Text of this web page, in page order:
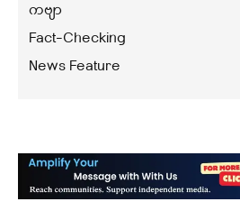
ကဗျာ
Fact-Checking
News Feature